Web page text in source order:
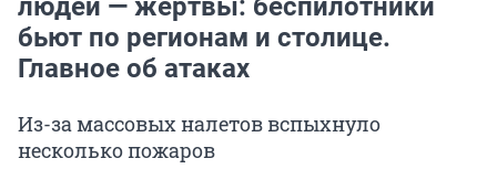
людей — жертвы: беспилотники
бьют по регионам и столице.
Главное об атаках
Из-за массовых налетов вспыхнуло
несколько пожаров